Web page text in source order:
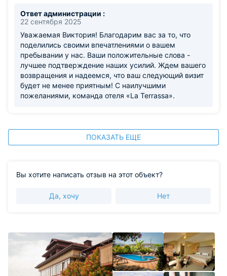
Ответ администрации :
22 сентября 2025
Уважаемая Виктория! Благодарим вас за то, что
поделились своими впечатлениями о вашем
пребывании у нас. Ваши положительные слова -
лучшее подтверждение наших усилий. Ждем вашего
возвращения и надеемся, что ваш следующий визит
будет не менее приятным! С наилучшими
пожеланиями, команда отеля «La Terrassa».
ПОКАЗАТЬ ЕЩЕ
Вы хотите написать отзыв на этот объект?
Да, хочу Нет